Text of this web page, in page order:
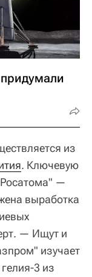
из
. Ключевую
—
выработка
— Ищут и
изучает
3 из